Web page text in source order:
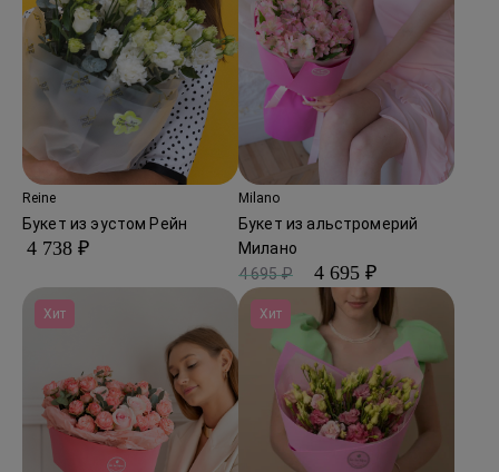
Reine
Букет из эустом Рейн
4 738 ₽
Milano
Букет из альстромерий
Милано
4 695 ₽
4 695 ₽
Хит Хит